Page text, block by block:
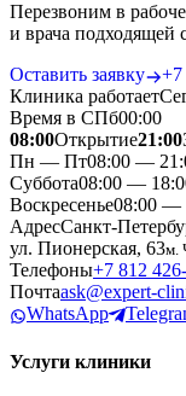
Перезвоним в
и врача подходящей
Оставить заявку
+7
Клиника работает
Время в СПб00:00
08:00Открытие21:00
Пн — Пт08:00 —
Суббота08:00 —
Воскресенье08:00 —
АдресСанкт-
ул. Пионерская, 63м.
Телефоны+7 812
Почтаask@expert-
WhatsApp
Услуги клиники